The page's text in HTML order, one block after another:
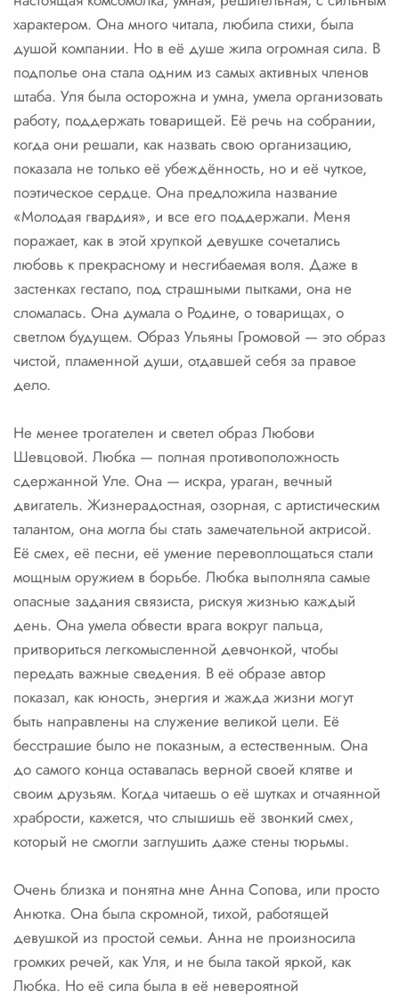
характером. Она много читала, любила стихи, была
душой компании. Но в её душе жила огромная сила. В
подполье она стала одним из самых активных членов
штаба. Уля была осторожна и умна, умела организовать
работу, поддержать товарищей. Её речь на собрании,
когда они решали, как назвать свою организацию,
показала не только её убеждённость, но и её чуткое,
поэтическое сердце. Она предложила название
«Молодая гвардия», и все его поддержали. Меня
поражает, как в этой хрупкой девушке сочетались
любовь к прекрасному и несгибаемая воля. Даже в
застенках гестапо, под страшными пытками, она не
сломалась. Она думала о Родине, о товарищах, о
светлом будущем. Образ Ульяны Громовой — это образ
чистой, пламенной души, отдавшей себя за правое
дело.
Не менее трогателен и светел образ Любови
Шевцовой. Любка — полная противоположность
сдержанной Уле. Она — искра, ураган, вечный
двигатель. Жизнерадостная, озорная, с артистическим
талантом, она могла бы стать замечательной актрисой.
Её смех, её песни, её умение перевоплощаться стали
мощным оружием в борьбе. Любка выполняла самые
опасные задания связиста, рискуя жизнью каждый
день. Она умела обвести врага вокруг пальца,
притвориться легкомысленной девчонкой, чтобы
передать важные сведения. В её образе автор
показал, как юность, энергия и жажда жизни могут
быть направлены на служение великой цели. Её
бесстрашие было не показным, а естественным. Она
до самого конца оставалась верной своей клятве и
своим друзьям. Когда читаешь о её шутках и отчаянной
храбрости, кажется, что слышишь её звонкий смех,
который не смогли заглушить даже стены тюрьмы.
Очень близка и понятна мне Анна Сопова, или просто
Анютка. Она была скромной, тихой, работящей
девушкой из простой семьи. Анна не произносила
громких речей, как Уля, и не была такой яркой, как
Любка. Но её сила была в её невероятной